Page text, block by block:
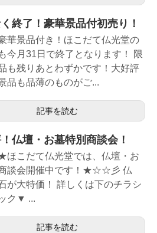
終了！豪華景品付初売り！
華景品付き！ほこだて仏光堂の
今月31日で終了となります！ 限
も残りあとわずかです！大好評
品も品薄のものがご...
記事を読む
仏壇・お墓特別商談会！
こだて仏光堂では、仏壇・お
談会開催中です！★☆☆彡 仏
が大特価！ 詳しくは下のチラシ
ク▼ ...
記事を読む